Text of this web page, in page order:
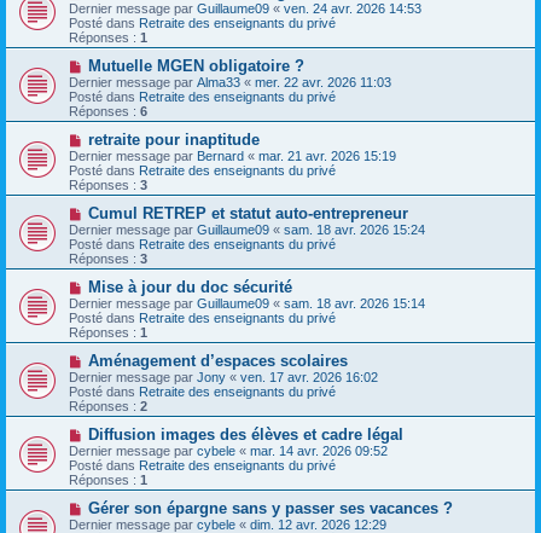
e
m
e
s
s
a
g
e
o
u
v
e
a
u
m
e
s
s
a
g
e
Dernier message par Guillaume09 « ven. 24 avr. 2026 14:53
Posté dans Retraite des enseignants du privé
Réponses : 1
N
o
u
v
e
a
u
m
e
s
s
a
g
e
Mutuelle MGEN obligatoire ?
Dernier message par Alma33 « mer. 22 avr. 2026 11:03
Posté dans Retraite des enseignants du privé
Réponses : 6
N
o
u
v
e
a
m
e
s
s
a
g
e
retraite pour inaptitude
Dernier message par Bernard « mar. 21 avr. 2026 15:19
Posté dans Retraite des enseignants du privé
Réponses : 3
N
o
u
v
e
a
u
m
e
s
a
g
e
Cumul RETREP et statut auto-entrepreneur
Dernier message par Guillaume09 « sam. 18 avr. 2026 15:24
Posté dans Retraite des enseignants du privé
Réponses : 3
N
o
u
v
e
u
m
e
s
s
a
g
e
Mise à jour du doc sécurité
Dernier message par Guillaume09 « sam. 18 avr. 2026 15:14
Posté dans Retraite des enseignants du privé
Réponses : 1
N
o
u
v
e
a
u
m
e
s
s
a
Aménagement d’espaces scolaires
Dernier message par Jony « ven. 17 avr. 2026 16:02
Posté dans Retraite des enseignants du privé
Réponses : 2
N
o
u
v
e
a
Diffusion images des élèves et cadre légal
Dernier message par cybele « mar. 14 avr. 2026 09:52
Posté dans Retraite des enseignants du privé
Réponses : 1
N
o
Gérer son épargne sans y passer ses vacances ?
Dernier message par cybele « dim. 12 avr. 2026 12:29